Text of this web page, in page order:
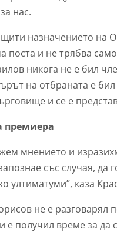
нас.
назначението на
поста и не трябва
никога не е бил
на отбраната е
и се е
премиера
мнението и
със случая,
ултиматуми”, каза
не е
е получил време за да